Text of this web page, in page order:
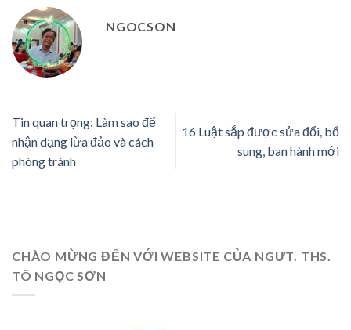
NGOCSON
Tin quan trọng: Làm sao để
nhận dạng lừa đảo và cách
phòng tránh
16 Luật sắp được sửa đổi, bổ
sung, ban hành mới
CHÀO MỪNG ĐẾN VỚI WEBSITE CỦA NGƯT. THS.
TÔ NGỌC SƠN